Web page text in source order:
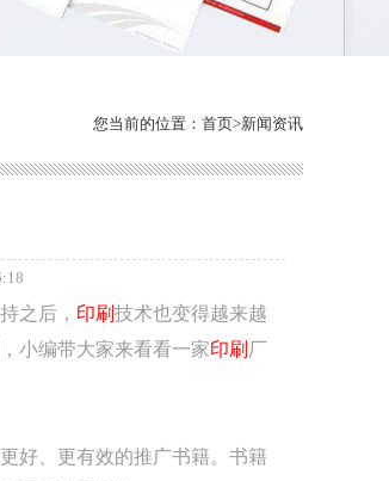
您当前的位置： 首页>新闻资讯
之后， 印刷技术也变得越来越
小编带大家来看看一家印刷 厂
好、更有效的推广书籍。书籍